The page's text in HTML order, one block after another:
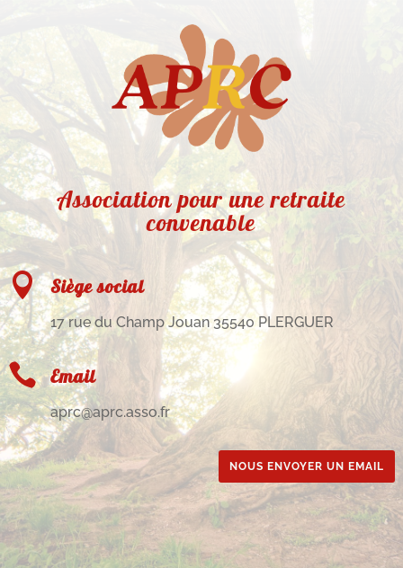
Association pour une retraite
convenable
 Siège social
17 rue du Champ Jouan 35540 PLERGUER
 Email
aprc@aprc.asso.fr
NOUS ENVOYER UN EMAIL